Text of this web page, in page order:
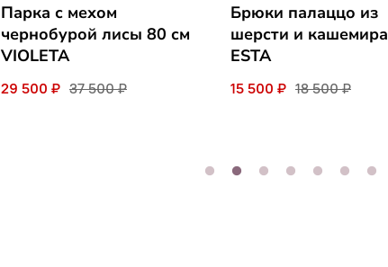
Парка с мехом
чернобурой лисы 80 см
VIOLETA
29 500 ₽ 37 500 ₽
Брюки палаццо из
шерсти и кашемира
ESTA
15 500 ₽ 18 500 ₽